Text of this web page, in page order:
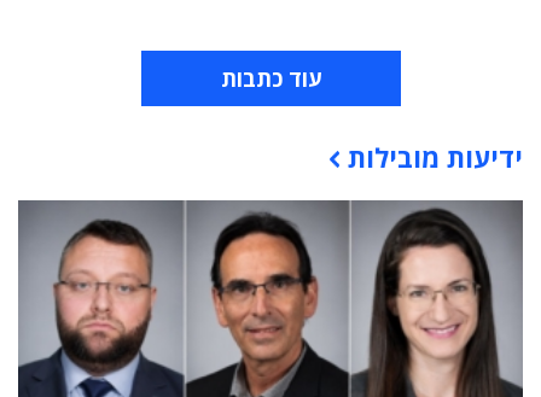
עוד כתבות
תוכן פרסומי
ידיעות מובילות